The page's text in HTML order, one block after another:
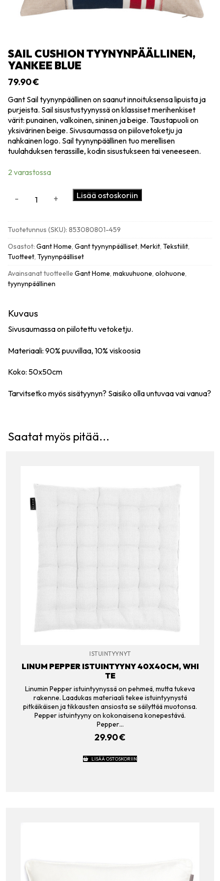
SAIL CUSHION TYYNYNPÄÄLLINEN,
YANKEE BLUE
79.90€
Gant Sail tyynynpäällinen on saanut innoituksensa lipuista ja
purjeista. Sail sisustustyynyssä on klassiset merihenkiset
värit: punainen, valkoinen, sininen ja beige. Taustapuoli on
yksivärinen beige. Sivusaumassa on piilovetoketju ja
nahkainen logo. Sail tyynynpäällinen tuo merellisen
tuulahduksen terassille, kodin sisustukseen tai veneeseen.
2 varastossa
blue
määrä
- + Lisää ostoskoriin
Tuotetunnus (SKU): 853080801-459
Osastot: Gant Home, Gant tyynynpäälliset, Merkit, Tekstiilit,
Tuotteet, Tyynynpäälliset
Avainsanat tuotteelle Gant Home, makuuhuone, olohuone,
tyynynpäällinen
Kuvaus
Sivusaumassa on piilotettu vetoketju.
Materiaali: 90% puuvillaa, 10% viskoosia
Koko: 50x50cm
Tarvitsetko myös sisätyynyn? Saisiko ollauntuvaavaivanua?
Saatat myös pitää...
ISTUINTYYNYT
LINUM PEPPER ISTUINTYYNY 40X40CM, WHI
TE
Linumin Pepper istuintyynyssä on pehmeä, mutta tukeva
rakenne. Laadukas materiaali tekee istuintyynystä
pitkäikäisen ja tikkausten ansiosta se säilyttää muotonsa.
Pepper istuintyyny on kokonaisena konepestävä.
Pepper…
29.90€
LISÄÄ OSTOSKORIIN